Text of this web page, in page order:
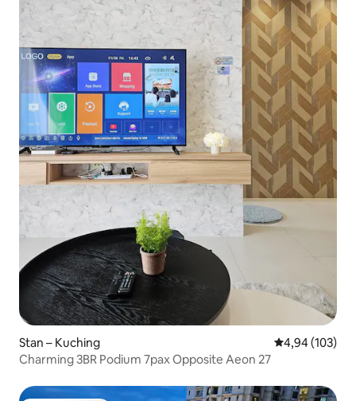
Stan – Kuching Prosječna
4,94 (103)
Charming 3BR Podium 7pax Opposite Aeon 27